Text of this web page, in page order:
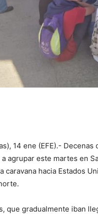
14 ene (EFE).-
agrupar este martes en
caravana hacia Estados
que gradualmente iban